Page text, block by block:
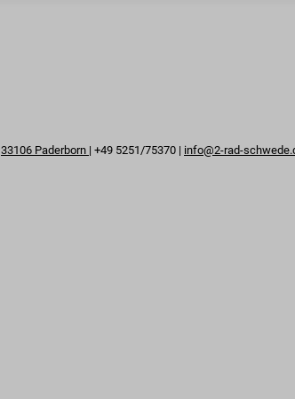
33106 Paderborn | +49 5251/75370 | info@2-rad-